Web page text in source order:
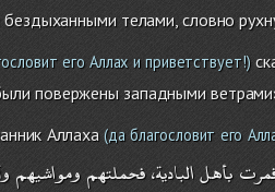
телами, словно
его Аллах и приветствует!)
повержены западными
Аллаха (да благословит его
بأهلالبادية،فحملتهمومواشيهم